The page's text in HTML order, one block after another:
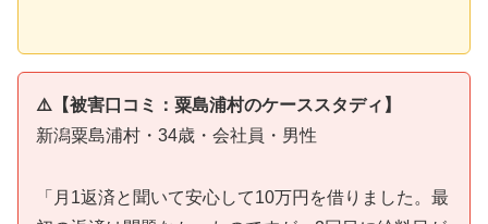
⚠️【被害口コミ：粟島浦村のケーススタディ】
新潟粟島浦村・34歳・会社員・男性
「月1返済と聞いて安心して10万円を借りました。最